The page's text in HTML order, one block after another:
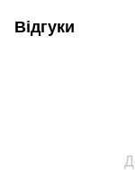
Відгуки